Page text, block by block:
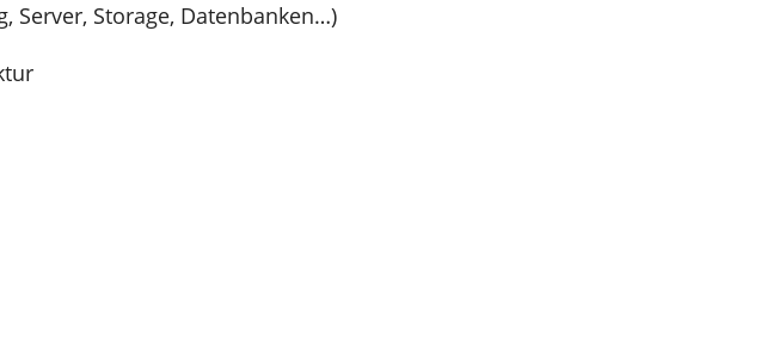
Storage, Datenbanken…)